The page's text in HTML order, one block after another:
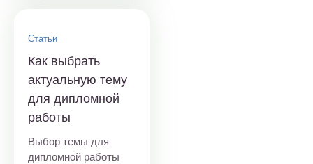
Статьи
Как выбрать
актуальную тему
для дипломной
работы
Выбор темы для
дипломной работы